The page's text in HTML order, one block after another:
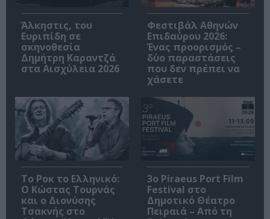
Άλκηστις, του
Ευριπίδη σε
σκηνοθεσία
Δημήτρη Καραντζά
στα Αισχύλεια 2026
Φεστιβάλ Αθηνών
Επιδαύρου 2026:
Ένας προορισμός –
δύο παραστάσεις
που δεν πρέπει να
χάσετε
Το Ροκ το Ελληνικό:
Ο Κώστας Τουρνάς
και ο Διονύσης
Τσακνής στο
3o Piraeus Port Film
Festival στο
Δημοτικό Θέατρο
Πειραιά – Από τη